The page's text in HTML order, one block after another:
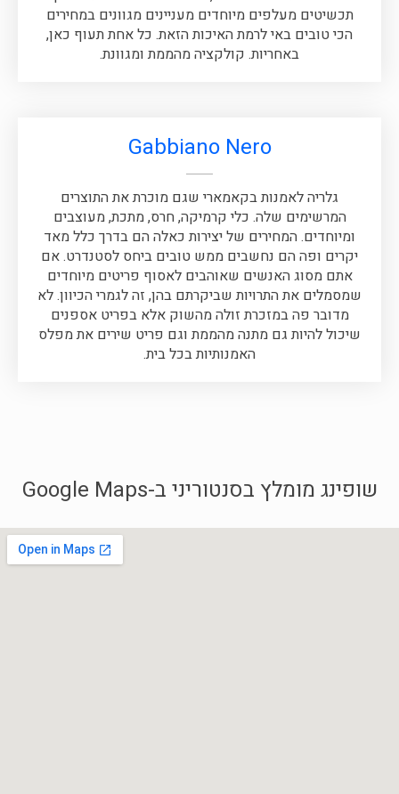
תכשיטים מעלפים מיוחדים מעניינים מגוונים במחירים
הכי טובים באי לרמת האיכות הזאת. כל אחת תעוף כאן,
באחריות. קולקציה מהממת ומגוונת.
‪Gabbiano Nero‬
גלריה לאמנות בקאמארי שגם מוכרת את התוצרים
המרשימים שלה. כלי קרמיקה, חרס, מתכת, מעוצבים
ומיוחדים. המחירים של יצירות כאלה הם בדרך כלל מאד
יקרים ופה הם נחשבים ממש טובים ביחס לסטנדרט. אם
אתם מסוג האנשים שאוהבים לאסוף פריטים מיוחדים
שמסמלים את התרויות שביקרתם בהן, זה לגמרי הכיוון. לא
מדובר פה במזכרת זולה מהשוק אלא בפריט אספנים
שיכול להיות גם מתנה מהממת וגם פריט שירים את מפלס
האמנותיות בכל בית.
שופינג מומלץ בסנטוריני ב-Google Maps